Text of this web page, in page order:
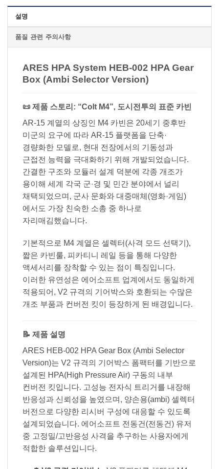
설명
품질 관련 주의사항
ARES HPA System HEB-002 HPA Gear
Box (Ambi Selector Version)
📜 제품 스토리: “Colt M4”, 도시전투의 표준 카빈
AR-15 계열의 상징인 M4 카빈은 20세기 중후반
미군의 요구에 따라 AR-15 플랫폼을 단축·
경량화한 모델로, 현대 전장에서의 기동성과
근접전 능력을 극대화하기 위해 개발되었습니다.
간결한 구조와 모듈러 설계 덕분에 각종 개조가
용이해 세계 각국 군·경 및 민간 분야에서 널리
채택되었으며, 군사 문화와 대중매체(영화·게임)
에서도 가장 친숙한 소총 중 하나로
자리매김했습니다.
기본적으로 M4 계열은 셀렉터(사격 모드 선택기),
짧은 카빈룰, 피카티니 레일 등을 통해 다양한
액세서리를 장착할 수 있는 점이 특징입니다.
이러한 유연성은 에어소프트 업계에서도 동일하게
적용되어, V2 규격의 기어박스와 호환되는 수많은
개조 부품과 컨버전 킷이 등장하게 된 배경입니다.
📝 제품 설명
ARES HEB-002 HPA Gear Box (Ambi Selector
Version)는 V2 규격의 기어박스 폼팩터를 기반으로
설계된 HPA(High Pressure Air) 구동의 내부
컨버전 킷입니다. 고성능 전자식 트리거를 내장해
반응성과 신뢰성을 높였으며, 양손용(ambi) 셀렉터
버전으로 다양한 리시버 구성에 대응할 수 있도록
설계되었습니다. 에어소프트 전동건(전동건) 유저
중 고정밀/고반응성 사격을 추구하는 사용자에게
적합한 솔루션입니다.